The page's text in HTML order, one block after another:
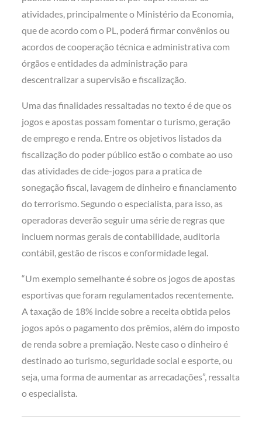
atividades, principalmente o Ministério da Economia,
que de acordo com o PL, poderá firmar convênios ou
acordos de cooperação técnica e administrativa com
órgãos e entidades da administração para
descentralizar a supervisão e fiscalização.
Uma das finalidades ressaltadas no texto é de que os
jogos e apostas possam fomentar o turismo, geração
de emprego e renda. Entre os objetivos listados da
fiscalização do poder público estão o combate ao uso
das atividades de cide-jogos para a pratica de
sonegação fiscal, lavagem de dinheiro e financiamento
do terrorismo. Segundo o especialista, para isso, as
operadoras deverão seguir uma série de regras que
incluem normas gerais de contabilidade, auditoria
contábil, gestão de riscos e conformidade legal.
“Um exemplo semelhante é sobre os jogos de apostas
esportivas que foram regulamentados recentemente.
A taxação de 18% incide sobre a receita obtida pelos
jogos após o pagamento dos prêmios, além do imposto
de renda sobre a premiação. Neste caso o dinheiro é
destinado ao turismo, seguridade social e esporte, ou
seja, uma forma de aumentar as arrecadações”, ressalta
o especialista.